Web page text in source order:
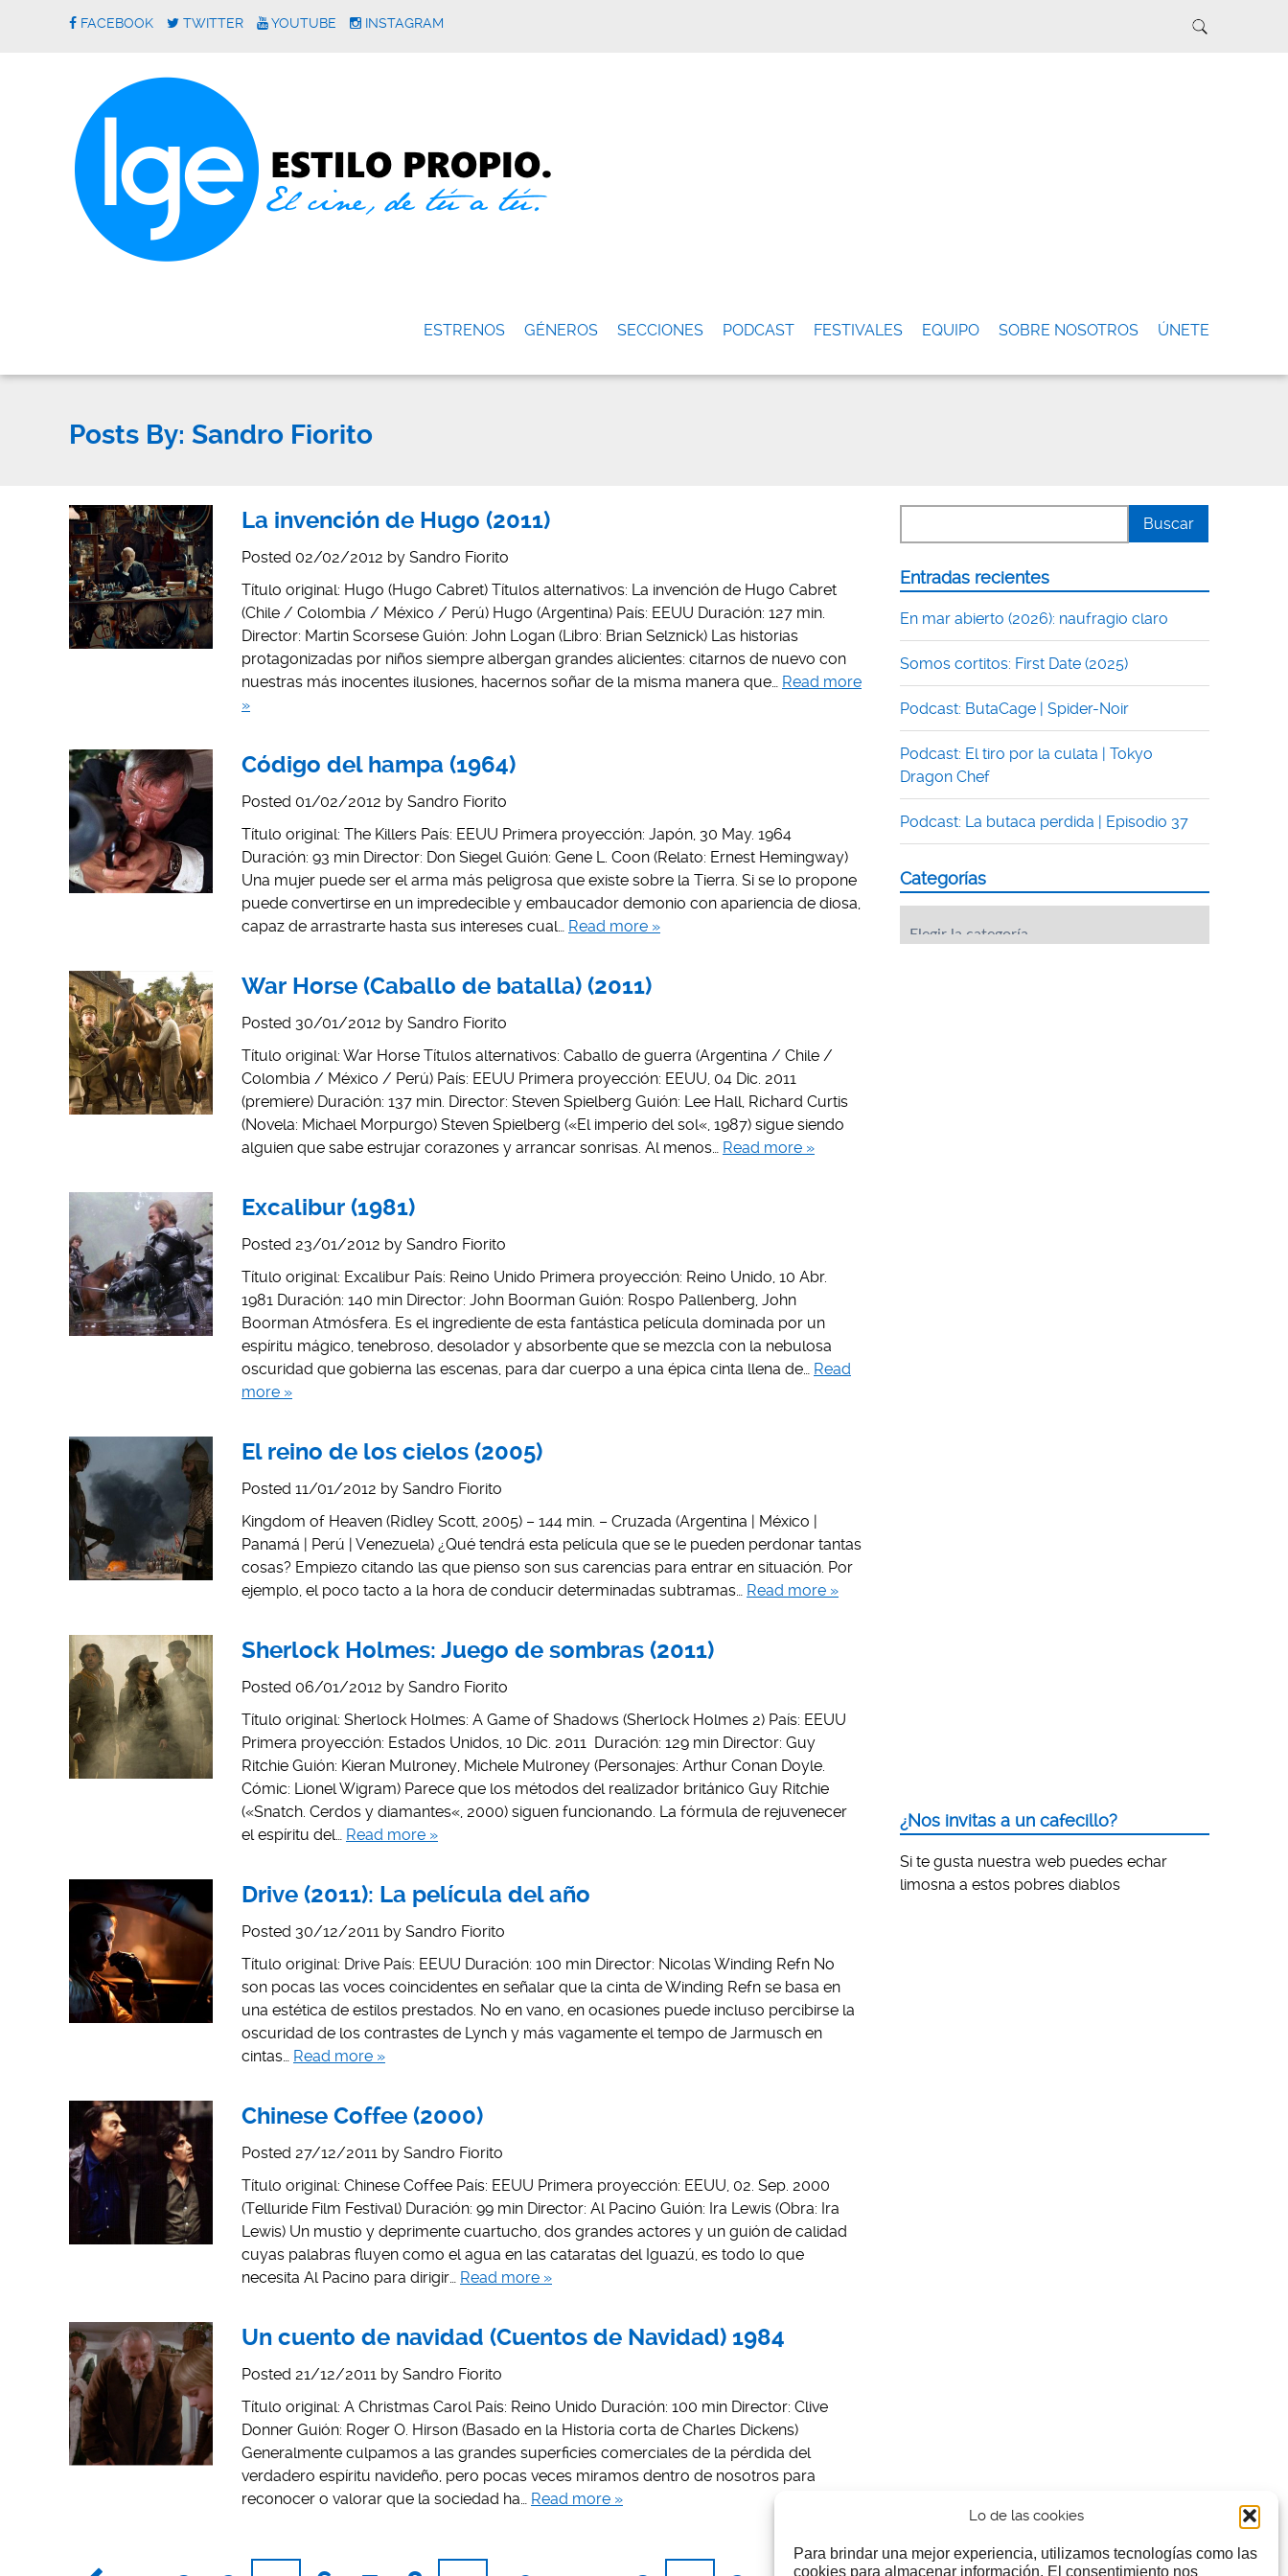
Lo de las cookies
Para brindar una mejor experiencia, utilizamos tecnologías como las
cookies para almacenar información. El consentimiento nos
FACEBOOK TWITTER YOUTUBE INSTAGRAM
ESTRENOS GÉNEROS SECCIONES PODCAST FESTIVALES EQUIPO SOBRE NOSOTROS ÚNETE
Posts By: Sandro Fiorito
La invención de Hugo (2011)
Posted 02/02/2012 by Sandro Fiorito
Título original: Hugo (Hugo Cabret) Títulos alternativos: La invención de Hugo Cabret
(Chile / Colombia / México / Perú) Hugo (Argentina) País: EEUU Duración: 127 min.
Director: Martin Scorsese Guión: John Logan (Libro: Brian Selznick) Las historias
protagonizadas por niños siempre albergan grandes alicientes: citarnos de nuevo con
nuestras más inocentes ilusiones, hacernos soñar de la misma manera que… Read more
»
Código del hampa (1964)
Posted 01/02/2012 by Sandro Fiorito
Título original: The Killers País: EEUU Primera proyección: Japón, 30 May. 1964
Duración: 93 min Director: Don Siegel Guión: Gene L. Coon (Relato: Ernest Hemingway)
Una mujer puede ser el arma más peligrosa que existe sobre la Tierra. Si se lo propone
puede convertirse en un impredecible y embaucador demonio con apariencia de diosa,
capaz de arrastrarte hasta sus intereses cual… Read more »
War Horse (Caballo de batalla) (2011)
Posted 30/01/2012 by Sandro Fiorito
Título original: War Horse Títulos alternativos: Caballo de guerra (Argentina / Chile /
Colombia / México / Perú) País: EEUU Primera proyección: EEUU, 04 Dic. 2011
(premiere) Duración: 137 min. Director: Steven Spielberg Guión: Lee Hall, Richard Curtis
(Novela: Michael Morpurgo) Steven Spielberg («El imperio del sol«, 1987) sigue siendo
alguien que sabe estrujar corazones y arrancar sonrisas. Al menos… Read more »
Excalibur (1981)
Posted 23/01/2012 by Sandro Fiorito
Título original: Excalibur País: Reino Unido Primera proyección: Reino Unido, 10 Abr.
1981 Duración: 140 min Director: John Boorman Guión: Rospo Pallenberg, John
Boorman Atmósfera. Es el ingrediente de esta fantástica película dominada por un
espíritu mágico, tenebroso, desolador y absorbente que se mezcla con la nebulosa
oscuridad que gobierna las escenas, para dar cuerpo a una épica cinta llena de… Read
more »
El reino de los cielos (2005)
Posted 11/01/2012 by Sandro Fiorito
Kingdom of Heaven (Ridley Scott, 2005) – 144 min. – Cruzada (Argentina | México |
Panamá | Perú | Venezuela) ¿Qué tendrá esta película que se le pueden perdonar tantas
cosas? Empiezo citando las que pienso son sus carencias para entrar en situación. Por
ejemplo, el poco tacto a la hora de conducir determinadas subtramas… Read more »
Sherlock Holmes: Juego de sombras (2011)
Posted 06/01/2012 by Sandro Fiorito
Título original: Sherlock Holmes: A Game of Shadows (Sherlock Holmes 2) País: EEUU
Primera proyección: Estados Unidos, 10 Dic. 2011 Duración: 129 min Director: Guy
Ritchie Guión: Kieran Mulroney, Michele Mulroney (Personajes: Arthur Conan Doyle.
Cómic: Lionel Wigram) Parece que los métodos del realizador británico Guy Ritchie
(«Snatch. Cerdos y diamantes«, 2000) siguen funcionando. La fórmula de rejuvenecer
el espíritu del… Read more »
Drive (2011): La película del año
Posted 30/12/2011 by Sandro Fiorito
Título original: Drive País: EEUU Duración: 100 min Director: Nicolas Winding Refn No
son pocas las voces coincidentes en señalar que la cinta de Winding Refn se basa en
una estética de estilos prestados. No en vano, en ocasiones puede incluso percibirse la
oscuridad de los contrastes de Lynch y más vagamente el tempo de Jarmusch en
cintas… Read more »
Chinese Coffee (2000)
Posted 27/12/2011 by Sandro Fiorito
Título original: Chinese Coffee País: EEUU Primera proyección: EEUU, 02. Sep. 2000
(Telluride Film Festival) Duración: 99 min Director: Al Pacino Guión: Ira Lewis (Obra: Ira
Lewis) Un mustio y deprimente cuartucho, dos grandes actores y un guión de calidad
cuyas palabras fluyen como el agua en las cataratas del Iguazú, es todo lo que
necesita Al Pacino para dirigir… Read more »
Un cuento de navidad (Cuentos de Navidad) 1984
Posted 21/12/2011 by Sandro Fiorito
Título original: A Christmas Carol País: Reino Unido Duración: 100 min Director: Clive
Donner Guión: Roger O. Hirson (Basado en la Historia corta de Charles Dickens)
Generalmente culpamos a las grandes superficies comerciales de la pérdida del
verdadero espíritu navideño, pero pocas veces miramos dentro de nosotros para
reconocer o valorar que la sociedad ha… Read more »
Entradas recientes
En mar abierto (2026): naufragio claro
Somos cortitos: First Date (2025)
Podcast: ButaCage | Spider-Noir
Podcast: El tiro por la culata | Tokyo
Dragon Chef
Podcast: La butaca perdida | Episodio 37
Categorías
¿Nos invitas a un cafecillo?
Si te gusta nuestra web puedes echar
limosna a estos pobres diablos